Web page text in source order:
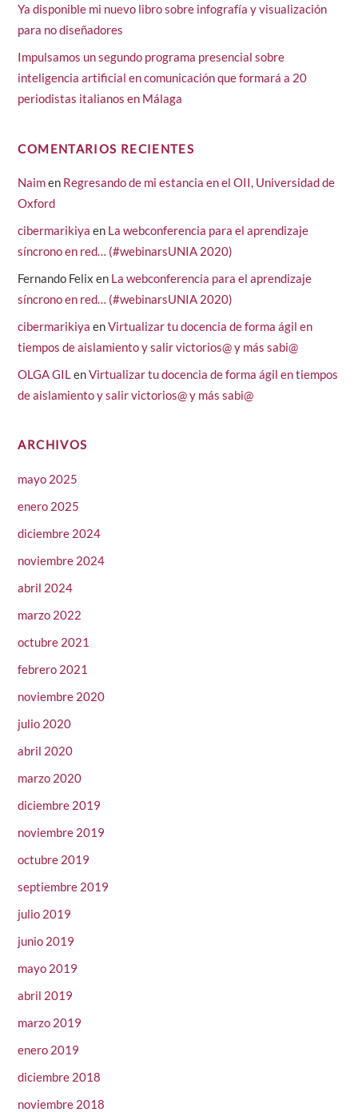
Ya disponible mi nuevo libro sobre infografía y visualización
para no diseñadores
Impulsamos un segundo programa presencial sobre
inteligencia artificial en comunicación que formará a 20
periodistas italianos en Málaga
COMENTARIOS RECIENTES
Naimen Regresando de mi estancia en el OII, Universidad de
Oxford
cibermarikiya en La webconferencia para el aprendizaje
síncrono en red… (#webinarsUNIA 2020)
Fernando Felix en La webconferencia para el aprendizaje
síncrono en red… (#webinarsUNIA 2020)
cibermarikiya enVirtualizar tu docencia de forma ágil en
tiempos de aislamiento y salir victorios@ y más sabi@
OLGA GILenVirtualizar tu docencia de forma ágil en tiempos
de aislamiento y salir victorios@ y más sabi@
ARCHIVOS
mayo 2025
enero 2025
diciembre 2024
noviembre 2024
abril 2024
marzo 2022
octubre 2021
febrero 2021
noviembre 2020
julio 2020
abril 2020
marzo 2020
diciembre 2019
noviembre 2019
octubre 2019
septiembre 2019
julio 2019
junio 2019
mayo 2019
abril 2019
marzo 2019
enero 2019
diciembre 2018
noviembre 2018